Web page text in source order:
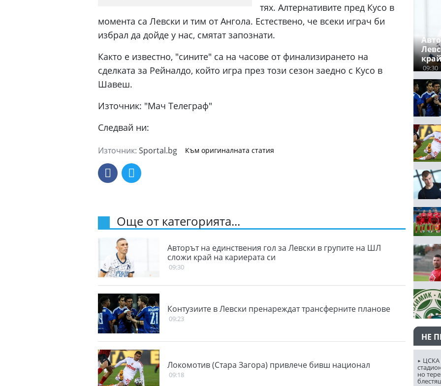
тях. Алтернативите пред Кусо в
момента са Левски и тим от Ангола. Естествено, че всеки играч би
избрал да дойде у нас, смятат запознати.
Както е известно, "сините" са на часове от финализирането на
сделката за Рейналдо, който игра през този сезон заедно с Кусо в
Шавеш.
Източник: "Мач Телеграф"
Следвай ни:
Източник: Sportal.bg Към оригиналната статия
Още от категорията...
Авторът на единствения гол за Левски в групите на ШЛ
сложи край на кариерата си
09:30
Контузиите в Левски пренареждат трансферните планове
09:23
Локомотив (Стара Загора) привлече бивш национал
09:18
09:30
НЕ
ЦСКА
но